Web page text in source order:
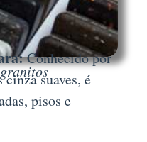
Conhecido por
suaves, é
pisos e